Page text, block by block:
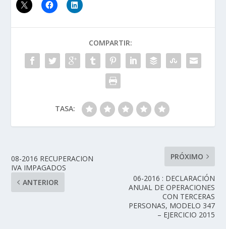
COMPARTIR:
TASA:
08-2016 RECUPERACION
IVA IMPAGADOS
ANTERIOR
PRÓXIMO
06-2016 : DECLARACIÓN
ANUAL DE OPERACIONES
CON TERCERAS
PERSONAS, MODELO 347
– EJERCICIO 2015